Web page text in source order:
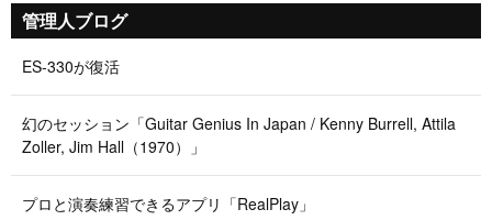
管理人ブログ
ES-330が復活
幻のセッション「Guitar Genius In Japan / Kenny Burrell, Attila
Zoller, Jim Hall（1970）」
プロと演奏練習できるアプリ「RealPlay」